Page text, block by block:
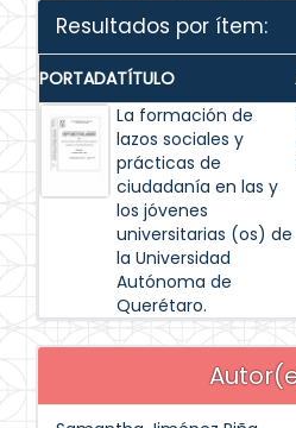
Resultados por ítem:
PORTADATÍTULO
La formación de
lazos sociales y
prácticas de
ciudadanía en las y
los jóvenes
universitarias (os) de
la Universidad
Autónoma de
Querétaro.